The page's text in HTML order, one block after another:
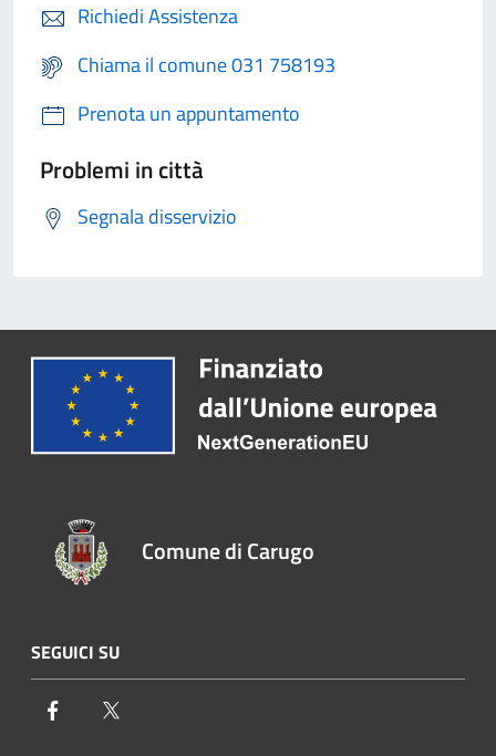
Richiedi Assistenza
Chiama il comune 031 758193
Prenota un appuntamento
Problemi in città
Segnala disservizio
Comune di Carugo
SEGUICI SU
Facebook